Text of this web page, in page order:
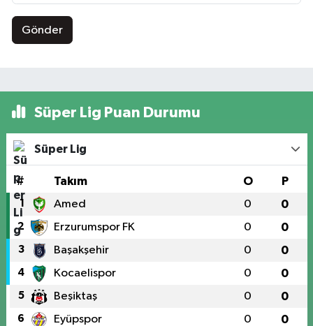
Gönder
Süper Lig Puan Durumu
Süper Lig
# Takım O P
1 Amed 0 0
2 Erzurumspor FK 0 0
3 Başakşehir 0 0
4 Kocaelispor 0 0
5 Beşiktaş 0 0
6 Eyüpspor 0 0